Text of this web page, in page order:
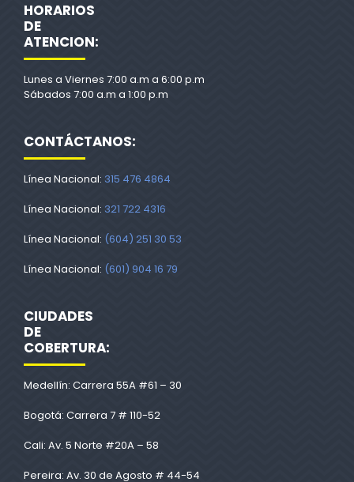
HORARIOS
DE
ATENCION:
Lunes a Viernes 7:00 a.m a 6:00 p.m
Sábados 7:00 a.m a 1:00 p.m
CONTÁCTANOS:
Línea Nacional: 315 476 4864
Línea Nacional: 321 722 4316
Línea Nacional: (604) 251 30 53
Línea Nacional: (601) 904 16 79
CIUDADES
DE
COBERTURA:
Medellín: Carrera 55A #61 – 30
Bogotá: Carrera 7 # 110-52
Cali: Av. 5 Norte #20A – 58
Pereira: Av. 30 de Agosto # 44-54